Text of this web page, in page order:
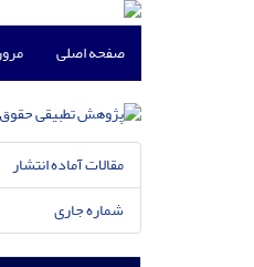
صفحه اصلی
مقالات آماده انتشار
شماره جاری